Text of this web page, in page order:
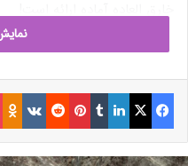
ویژگی های خارق
فا
خبر خوب اینکه تمامی موانع
سرویس های هاست آلمان
فیسبوک ایکس لینکداین تامبلر پینتریست Reddit
VKontakte
Odnoklassniki